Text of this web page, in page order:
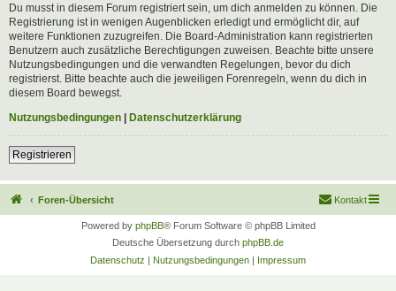
Du musst in diesem Forum registriert sein, um dich anmelden zu können. Die
Registrierung ist in wenigen Augenblicken erledigt und ermöglicht dir, auf
weitere Funktionen zuzugreifen. Die Board-Administration kann registrierten
Benutzern auch zusätzliche Berechtigungen zuweisen. Beachte bitte unsere
Nutzungsbedingungen und die verwandten Regelungen, bevor du dich
registrierst. Bitte beachte auch die jeweiligen Forenregeln, wenn du dich in
diesem Board bewegst.
Nutzungsbedingungen | Datenschutzerklärung
Registrieren
Foren-Übersicht Kontakt
Powered by phpBB® Forum Software © phpBB Limited
Deutsche Übersetzung durch phpBB.de
Datenschutz | Nutzungsbedingungen | Impressum